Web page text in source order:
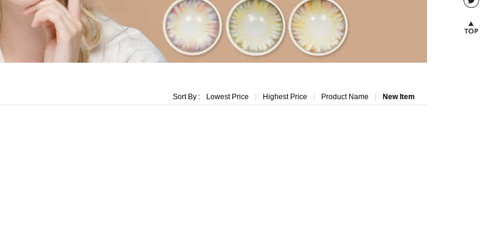
Sort By : Lowest Price Highest Price Product Name New Item